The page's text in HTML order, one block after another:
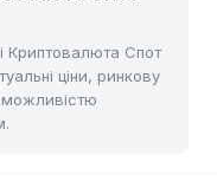
Криптовалюта Спот
ціни, ринкову
можливістю